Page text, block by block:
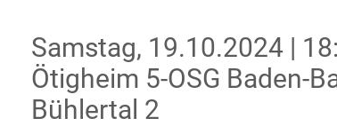
Samstag, 19.10.2024 |
Ötigheim 5-OSG Baden-
Bühlertal 2